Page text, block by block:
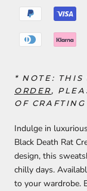
* NOTE: THIS
ORDER,
OF
Indulge in
Black Death Rat
design, this
chilly days.
to your wardrobe.